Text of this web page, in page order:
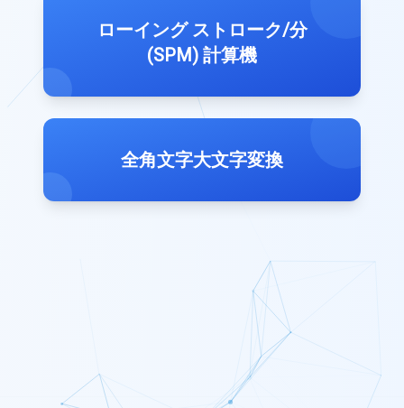
ローイング ストローク/分
(SPM) 計算機
全角文字大文字変換